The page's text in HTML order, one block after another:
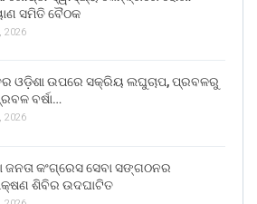
ସମିତି ବୈଠକ
2026
ଓଡ଼ିଶା ଉପରେ ସକ୍ରିୟ ଲଘୁଚାପ, ପ୍ରବଳରୁ
ବର୍ଷା…
2026
ଜନତା କଂଗ୍ରେସ ସେବା ସଙ୍ଗଠନର
ଶିବିର ଉଦଘାଟିତ